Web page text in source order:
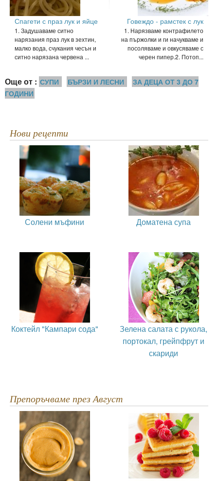
Спагети с праз лук и яйце
1. Задушаваме ситно
нарязания праз лук в зехтин,
малко вода, счукания чесън и
ситно нарязана червена ...
Говеждо - рамстек с лук
1. Нарязваме контрафилето
на пържолки и ги начукваме и
посоляваме и овкусяваме с
черен пипер.2. Потоп...
Още от : СУПИ БЪРЗИ И ЛЕСНИ
ЗА ДЕЦА ОТ 3 ДО 7
ГОДИНИ
Нови рецепти
Солени мъфини Доматена супа
Коктейл "Кампари сода"
Зелена салата с рукола,
портокал, грейпфрут и
скариди
Препоръчваме през Август